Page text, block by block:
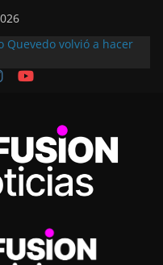
102 años con un
para acceder?
Piquillín al gran cierre
el Rally
pero terminó
lugar en el Camino
Cordobeses